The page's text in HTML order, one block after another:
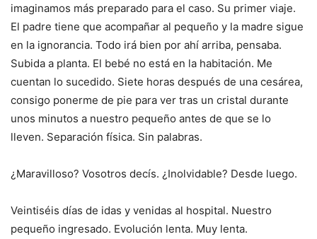
imaginamos más preparado para el caso. Su primer viaje.
El padre tiene que acompañar al pequeño y la madre sigue
en la ignorancia. Todo irá bien por ahí arriba, pensaba.
Subida a planta. El bebé no está en la habitación. Me
cuentan lo sucedido. Siete horas después de una cesárea,
consigo ponerme de pie para ver tras un cristal durante
unos minutos a nuestro pequeño antes de que se lo
lleven. Separación física. Sin palabras.
¿Maravilloso? Vosotros decís. ¿Inolvidable? Desde luego.
Veintiséis días de idas y venidas al hospital. Nuestro
pequeño ingresado. Evolución lenta. Muy lenta.